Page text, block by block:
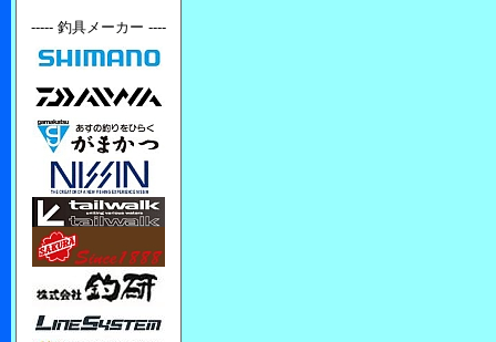
----- 釣具メーカー ----